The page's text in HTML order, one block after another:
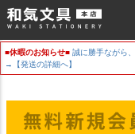
■休暇のお知らせ■ 誠に勝手ながら、
→【発送の詳細へ】